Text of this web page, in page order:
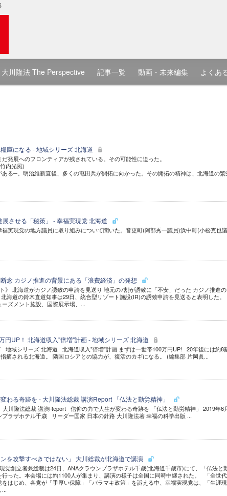
大川隆法 The Perspective 記事一覧 動画・未来編集 よくあ
庫になる - 地域シリーズ 北海道
発展へのフロンティアが残されている。その可能性に迫った。
内光風)
る─。明治維新直後、多くの屯田兵が開拓に向かった。その開拓の精神は、北海道の
させる「秘策」 - 幸福実現党 北海道
実現党の地方議員に取り組みについて聞いた。音更町(阿部秀一議員)浜中町(小松克也
念 カジノ推進の背景にある「浪費経済」の発想
》 北海道がカジノ誘致の申請を見送り 地元の7割が誘致に「不安」だった カジノ推進
海道の鈴木直道知事は29日、統合型リゾート施設(IR)の誘致申請を見送ると表明した
ズメント施設、国際展示場、...
円UP！ 北海道収入"倍増"計画 - 地域シリーズ 北海道
地域シリーズ 北海道 北海道収入"倍増"計画 まずは一世帯100万円UP! 20年後には約8
摘される北海道。 隣国ロシアとの協力が、復活のカギになる。 (編集部 片岡眞...
わる奇跡を - 大川隆法総裁 講演Report 「仏法と勤労精神」
川隆法総裁 講演Report 信仰の力で人生が変わる奇跡を 「仏法と勤労精神」 2019年6
プラザホテル千歳 リーダー国家 日本の針路 大川隆法著 幸福の科学出版 ...
ンを攻撃すべきではない」 大川総裁が北海道で講演
党創立者兼総裁は24日、ANAクラウンプラザホテル千歳(北海道千歳市)にて、「仏法と
行った。本会場には約1100人が集まり、講演の様子は全国に同時中継された。 「全世
はじめ、各党が「手厚い保障」「バラマキ政策」を訴える中、幸福実現党は、「生涯現
...